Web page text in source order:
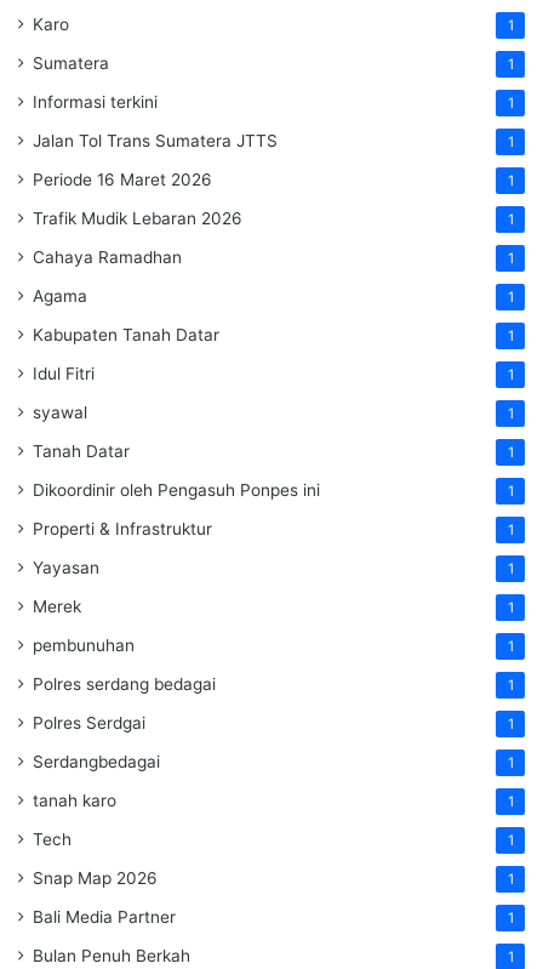
Karo 1
Sumatera 1
Informasi terkini 1
Jalan Tol Trans Sumatera JTTS 1
Periode 16 Maret 2026 1
Trafik Mudik Lebaran 2026 1
Cahaya Ramadhan 1
Agama 1
Kabupaten Tanah Datar 1
Idul Fitri 1
syawal 1
Tanah Datar 1
Dikoordinir oleh Pengasuh Ponpes ini 1
Properti & Infrastruktur 1
Yayasan 1
Merek 1
pembunuhan 1
Polres serdang bedagai 1
Polres Serdgai 1
Serdangbedagai 1
tanah karo 1
Tech 1
Snap Map 2026 1
Bali Media Partner 1
Bulan Penuh Berkah 1